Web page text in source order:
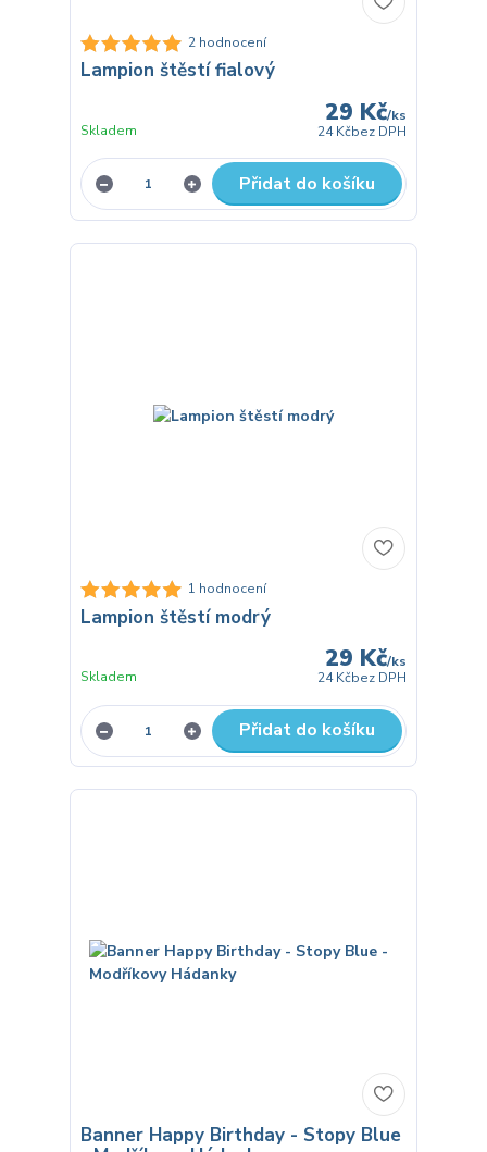
2 hodnocení
Lampion štěstí fialový
29 Kč/ks
24 Kčbez DPH
Skladem
Přidat do košíku
1 hodnocení
Lampion štěstí modrý
29 Kč/ks
24 Kčbez DPH
Skladem
Přidat do košíku
Banner Happy Birthday - Stopy Blue